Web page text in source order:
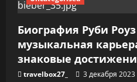
Биография Руби
музыкальная
знаковые
travelbox27_ 3 декабря 2023